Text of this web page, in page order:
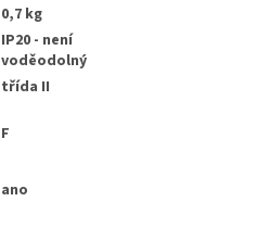
0,7 kg
IP20 - není
voděodolný
třída II
F
ano